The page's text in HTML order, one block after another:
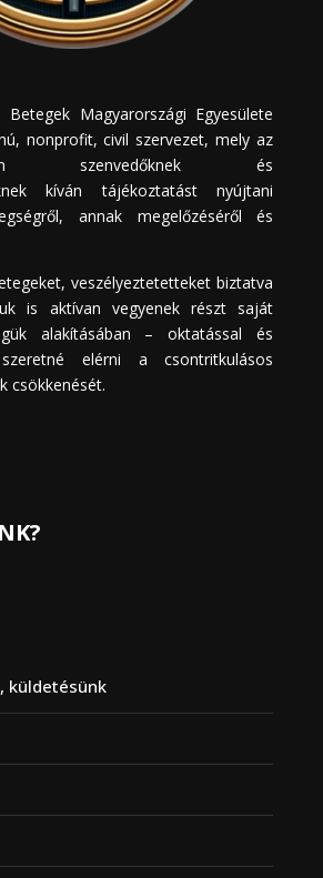
Magyarországi Egyesülete
nonprofit, civil szervezet, mely az
szenvedőknek és
kíván tájékoztatást nyújtani
annak megelőzéséről és
veszélyeztetetteket biztatva
is aktívan vegyenek részt saját
alakításában – oktatással és
elérni a csontritkulásos
csökkenését.
küldetésünk